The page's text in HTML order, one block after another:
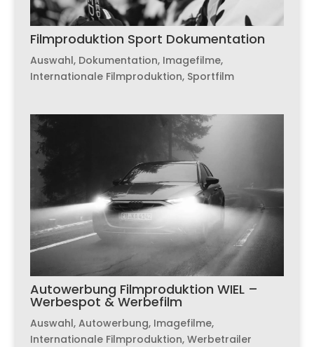
Filmproduktion Sport Dokumentation
Auswahl, Dokumentation, Imagefilme,
Internationale Filmproduktion, Sportfilm
Autowerbung Filmproduktion WIEL –
Werbespot & Werbefilm
Auswahl, Autowerbung, Imagefilme,
Internationale Filmproduktion, Werbetrailer